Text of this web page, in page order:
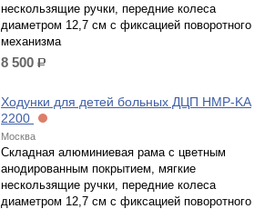
нескользящие ручки, передние колеса
диаметром 12,7 см с фиксацией поворотного
механизма
8 500 р.
Ходунки для детей больных ДЦП HMP-KA
2200
Москва
Складная алюминиевая рама с цветным
анодированным покрытием, мягкие
нескользящие ручки, передние колеса
диаметром 12,7 см с фиксацией поворотного